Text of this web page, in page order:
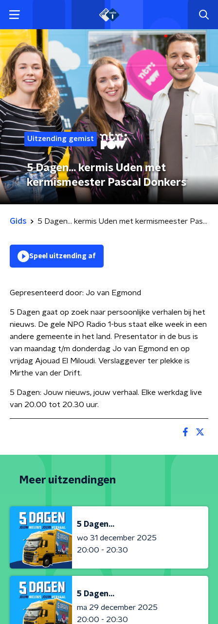
Uitzending gemist
5 Dagen... kermis Uden met
kermismeester Pascal Donkers
Gids 5 Dagen... kermis Uden met kermismeester Pascal Donkers
Speel uitzending af
Gepresenteerd door: Jo van Egmond
5 Dagen gaat op zoek naar persoonlijke verhalen bij het
nieuws. De gele NPO Radio 1-bus staat elke week in een
andere gemeente in het land. Presentator in de bus is
van maandag t/m donderdag Jo van Egmond en op
vrijdag Ajouad El Miloudi. Verslaggever ter plekke is
Mirthe van der Drift.
5 Dagen: Jouw nieuws, jouw verhaal. Elke werkdag live
van 20.00 tot 20.30 uur.
Meer uitzendingen
5 Dagen...
wo 31 december 2025
20:00 - 20:30
5 Dagen...
ma 29 december 2025
20:00 - 20:30